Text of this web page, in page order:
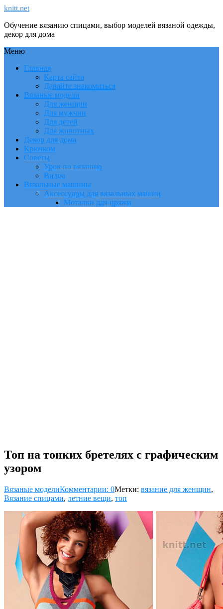
knitt.net
Обучение вязанию спицами, выбор моделей вязаной одежды,
декор для дома
Меню
Главная
Карта сайта
Давайте знакомиться
Вязаные модели
Для женщин
Для мужчин
Для детей
Для животных
Декор для дома
Крючком
Советы
Урок по вязанию
Видео
Вязальные машины
Аксессуары для вязальных машин
Моталки для пряжи
Топ на тонких бретелях с графическим
узором
Вязаные моделиКомментарии: 0Метки: вязание для женщин,
Вязание спицами, летние вещи, топ